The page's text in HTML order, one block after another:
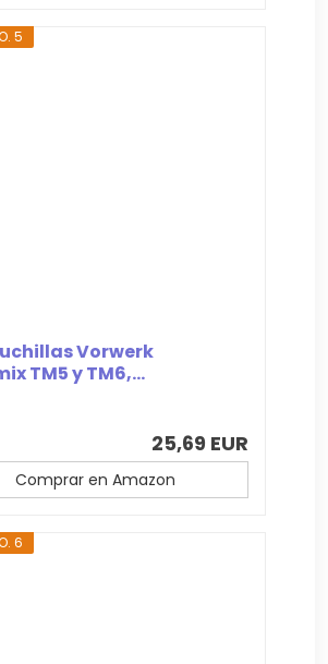
5
Vorwerk
TM5 y TM6,...
25,69 EUR
Comprar en Amazon
6